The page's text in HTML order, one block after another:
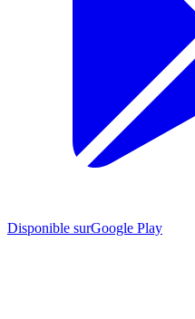
Disponible surGoogle Play